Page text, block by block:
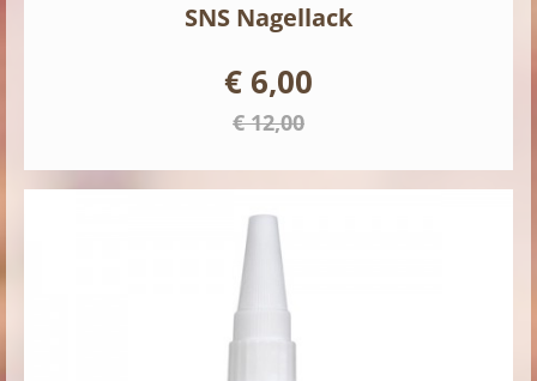
SNS Nagellack
€ 6,00
€ 12,00